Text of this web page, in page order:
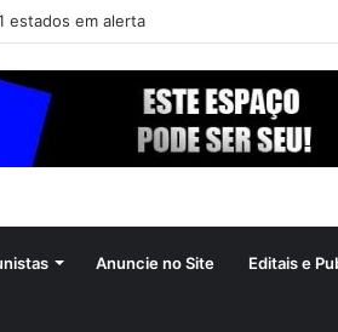
estados em alerta
Anuncie no Site Editais e